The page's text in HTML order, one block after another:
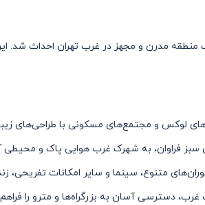
مدرن و مجهز در غرب تهران احداث شد.
لوکس و مجتمع‌های مسکونی با طراحی‌های
سبز فراوان، به شهرک غرب هوایی پاک و
متنوع، سینما و سایر امکانات
دسترسی آسان به بزرگراه‌ها و مترو را